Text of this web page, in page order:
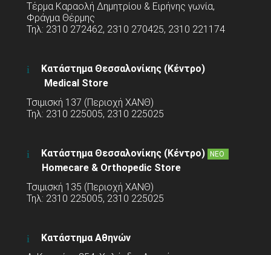
Τέρμα Καραολή Δημητρίου & Ειρήνης γωνία,
Φράγμα Θέρμης
Τηλ: 2310 272462, 2310 270425, 2310 221174
Κατάστημα Θεσσαλονίκης (Κέντρο)
Medical Store
Τσιμισκή 137 (Περιοχή ΧΑΝΘ)
Τηλ: 2310 225005, 2310 225025
Κατάστημα Θεσσαλονίκης (Κέντρο) ΝΕΟ
Homecare & Orthopedic Store
Τσιμισκή 135 (Περιοχή ΧΑΝΘ)
Τηλ: 2310 225005, 2310 225025
Κατάστημα Αθηνών